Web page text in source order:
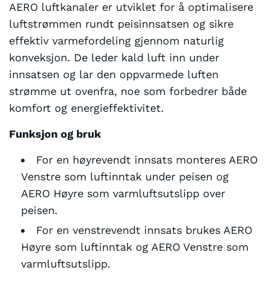
E
R
.
.
.
AERO luftkanaler er utviklet for å optimalisere
luftstrømmen rundt peisinnsatsen og sikre
effektiv varmefordeling gjennom naturlig
konveksjon. De leder kald luft inn under
innsatsen og lar den oppvarmede luften
strømme ut ovenfra, noe som forbedrer både
komfort og energieffektivitet.
Funksjon og bruk
For en høyrevendt innsats monteres AERO
Venstre som luftinntak under peisen og
AERO Høyre som varmluftsutslipp over
peisen.
For en venstrevendt innsats brukes AERO
Høyre som luftinntak og AERO Venstre som
varmluftsutslipp.